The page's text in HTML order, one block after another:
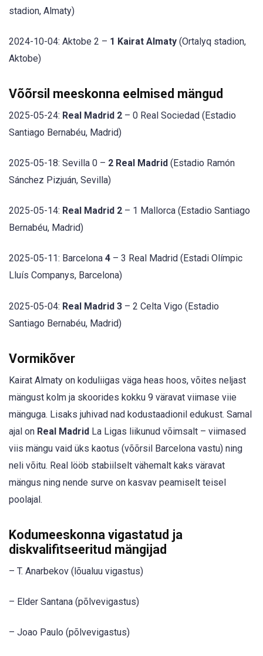
stadion, Almaty)
2024-10-04: Aktobe 2 – 1 Kairat Almaty (Ortalyq stadion,
Aktobe)
Võõrsil meeskonna eelmised mängud
2025-05-24: Real Madrid 2 – 0 Real Sociedad (Estadio
Santiago Bernabéu, Madrid)
2025-05-18: Sevilla 0 – 2 Real Madrid (Estadio Ramón
Sánchez Pizjuán, Sevilla)
2025-05-14: Real Madrid 2 – 1 Mallorca (Estadio Santiago
Bernabéu, Madrid)
2025-05-11: Barcelona 4 – 3 Real Madrid (Estadi Olímpic
Lluís Companys, Barcelona)
2025-05-04: Real Madrid 3 – 2 Celta Vigo (Estadio
Santiago Bernabéu, Madrid)
Vormikõver
Kairat Almaty on koduliigas väga heas hoos, võites neljast
mängust kolm ja skoorides kokku 9 väravat viimase viie
mänguga. Lisaks juhivad nad kodustaadionil edukust. Samal
ajal on Real Madrid La Ligas liikunud võimsalt – viimased
viis mängu vaid üks kaotus (võõrsil Barcelona vastu) ning
neli võitu. Real lööb stabiilselt vähemalt kaks väravat
mängus ning nende surve on kasvav peamiselt teisel
poolajal.
Kodumeeskonna vigastatud ja
diskvalifitseeritud mängijad
– T. Anarbekov (lõualuu vigastus)
– Elder Santana (põlvevigastus)
– Joao Paulo (põlvevigastus)